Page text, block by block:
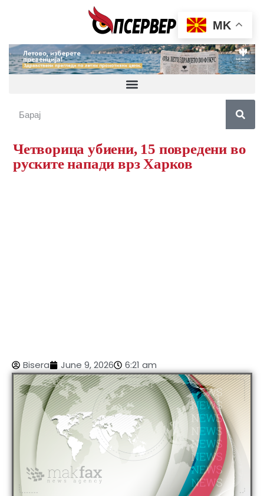
Четворица убиени, 15 повредени во
руските напади врз Харков
Bisera June 9, 2026 6:21 am
MK